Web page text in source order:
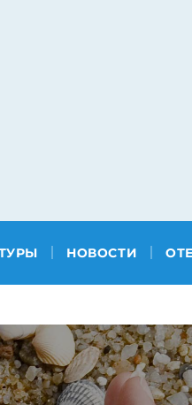
НОВОСТИ